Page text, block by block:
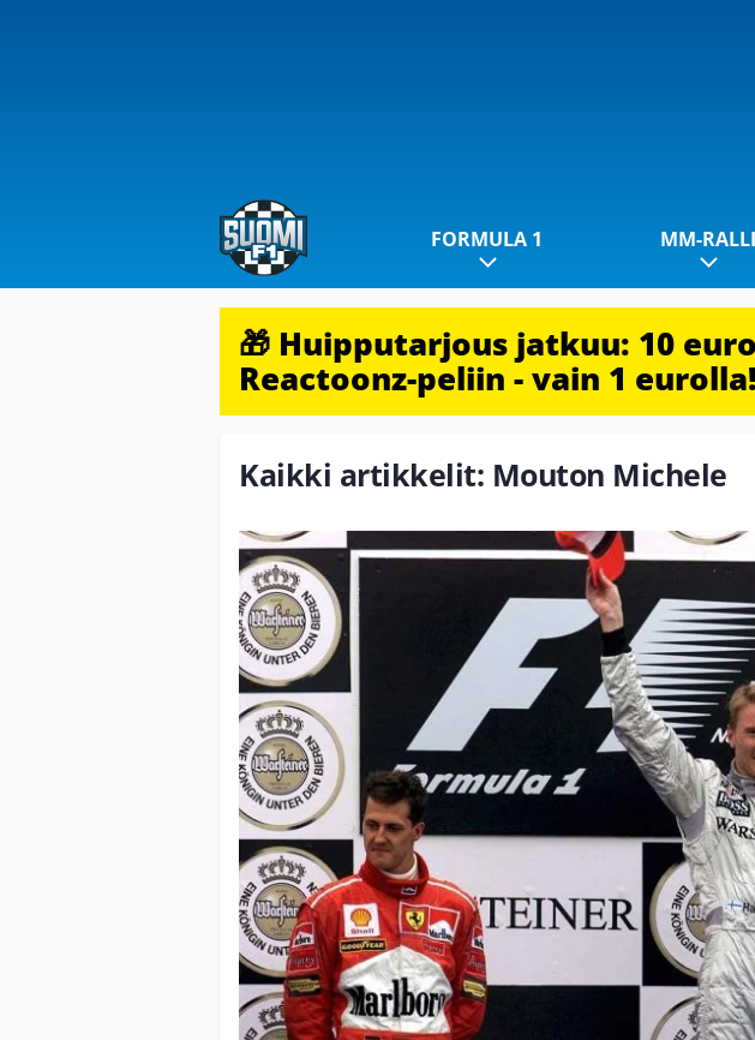
FORMULA 1 MM-RALLI
🎁 Huipputarjous jatkuu: 10
Reactoonz-peliin - vain 1 eurolla!
Kaikki artikkelit: Mouton Michele